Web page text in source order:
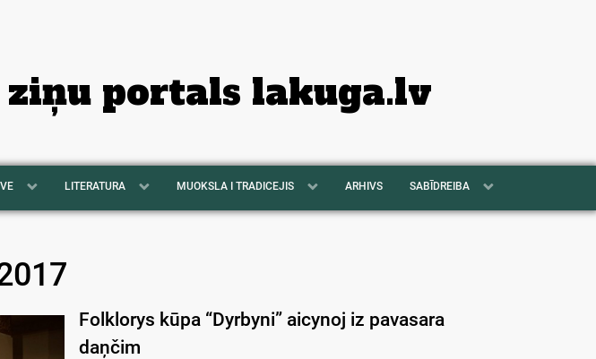
portals lakuga.lv
LITERATURA MUOKSLA I TRADICEJIS ARHIVS SABĪDREIBA
Folklorys kūpa “Dyrbyni” aicynoj iz pavasara
daņčim